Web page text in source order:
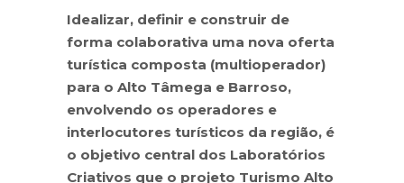
Idealizar, definir e construir de
forma colaborativa uma nova oferta
turística composta (multioperador)
para o Alto Tâmega e Barroso,
envolvendo os operadores e
interlocutores turísticos da região, é
o objetivo central dos Laboratórios
Criativos que o projeto Turismo Alto